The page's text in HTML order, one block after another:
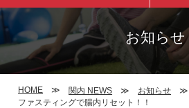
お知らせ
HOME 関内 NEWS
お知らせ
ファスティングで腸内リセット！！